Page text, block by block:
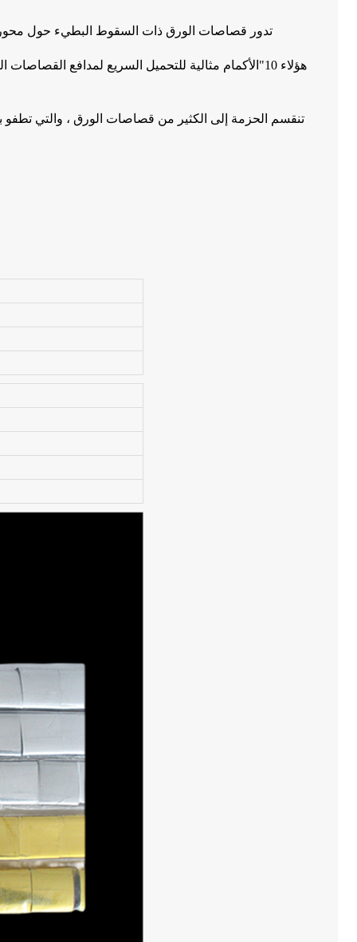
تدور قصاصات الورق ذات السقوط البطيء حول
هؤلاء 10"الأكمام مثالية للتحميل السريع لمدافع
تنقسم الحزمة إلى الكثير من قصاصات الورق ، والتي تطفو